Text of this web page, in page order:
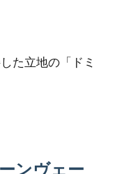
た立地の「ドミ
ンヴェー